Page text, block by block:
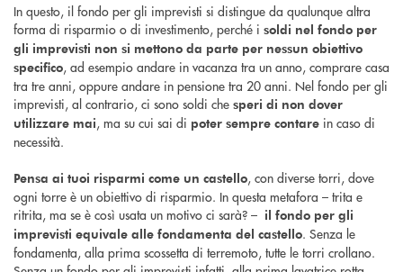
In questo, il fondo per gli imprevisti si distingue da qualunque altra
forma di risparmio o di investimento, perché i soldi nel fondo per
gli imprevisti non si mettono da parte per nessun obiettivo
specifico, ad esempio andare in vacanza tra un anno, comprare casa
tra tre anni, oppure andare in pensione tra 20 anni. Nel fondo per gli
imprevisti, al contrario, ci sono soldi che speri di non dover
utilizzare mai, ma su cui sai di poter sempre contare in caso di
necessità.
Pensa ai tuoi risparmi come un castello, con diverse torri, dove
ogni torre è un obiettivo di risparmio. In questa metafora – trita e
ritrita, ma se è così usata un motivo ci sarà? – il fondo per gli
imprevisti equivale alle fondamenta del castello. Senza le
fondamenta, alla prima scossetta di terremoto, tutte le torri crollano.